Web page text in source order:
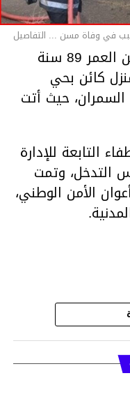
في وفاة مسن ... التفاصيل
توفي يوم أمس مسن يبلغ من العمر 89 سنة
كائن بحي
السمران، حيث أتت
التابعة للإدارة
التدخل، وتمت
الأمن الوطني،